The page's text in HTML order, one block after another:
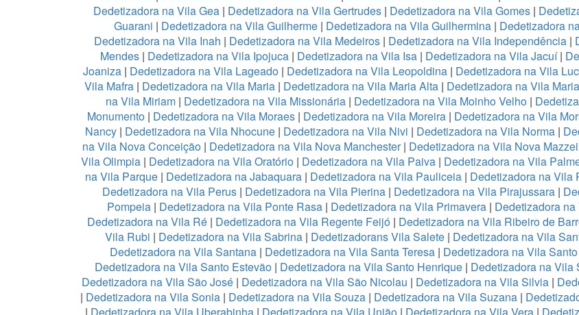
Dedetizadora na Vila Gea | Dedetizadora na Vila Gertrudes | Dedetizadora na Vila Gomes |
Guarani | Dedetizadora na Vila Guilherme| Dedetizadora na Vila Guilhermina| Dedetizadora
Dedetizadora na Vila Inah | Dedetizadora na Vila Medeiros | Dedetizadora na Vila Independência |
Mendes | Dedetizadora na Vila Ipojuca | Dedetizadora na Vila Isa | Dedetizadora na Vila Jacuí|
Joaniza| Dedetizadora na Vila Lageado| Dedetizadora na Vila Leopoldina| Dedetizadora na Vila
Vila Mafra | Dedetizadora na Vila Maria| Dedetizadora na Vila Maria Alta| Dedetizadora na Vila
na Vila Miriam| Dedetizadora na Vila Missionária| Dedetizadora na Vila Moinho Velho|
Monumento| Dedetizadora na Vila Moraes| Dedetizadora na Vila Moreira| Dedetizadora na Vila
Nancy| Dedetizadora na Vila Nhocune| Dedetizadora na Vila Nivi | Dedetizadora na Vila Norma|
na Vila Nova Conceição | Dedetizadora na Vila Nova Manchester| Dedetizadora na Vila Nova Mazzei
Vila Olimpia | Dedetizadora na Vila Oratório | Dedetizadora na Vila Paiva | Dedetizadora na Vila
na Vila Parque | Dedetizadora na Jabaquara | Dedetizadora na Vila Pauliceia | Dedetizadora na Vila
Dedetizadora na Vila Perus| Dedetizadora na Vila Pierina| Dedetizadora na Vila Pirajussara|
Pompeia| Dedetizadora na Vila Ponte Rasa| Dedetizadora na Vila Primavera| Dedetizadora
Dedetizadora na Vila Ré | Dedetizadora na Vila Regente Feijó | Dedetizadora na Vila Ribeiro de
Vila Rubi | Dedetizadora na Vila Sabrina | Dedetizadorans Vila Salete | Dedetizadora na Vila
Dedetizadora na Vila Santana | Dedetizadora na Vila Santa Teresa | Dedetizadora na Vila
Dedetizadora na Vila Santo Estevão | Dedetizadora na Vila Santo Henrique | Dedetizadora na Vila
Dedetizadora na Vila São José | Dedetizadora na Vila São Nicolau | Dedetizadora na Vila Silvia |
| Dedetizadora na Vila Sonia | Dedetizadora na Vila Souza | Dedetizadora na Vila Suzana |
| Dedetizadora na Vila Uberabinha| Dedetizadora na Vila União| Dedetizadora na Vila Vera|